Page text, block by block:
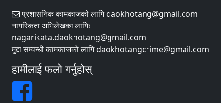
प्रशासनिक कामकाजको लागि daokhotang@gmail.com
नागरिकता अभिलेखका लागिः
nagarikata.daokhotang@gmail.com
मुद्दा सम्वन्धी कामकाजको लागि daokhotangcrime@gmail.com
हामीलाई फलो गर्नुहोस्